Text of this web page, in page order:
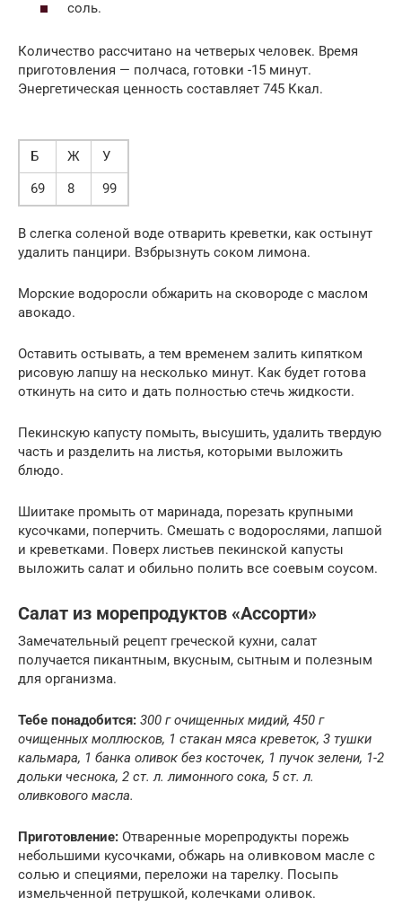
соль.
Количество рассчитано на четверых человек. Время
приготовления — полчаса, готовки -15 минут.
Энергетическая ценность составляет 745 Ккал.
Б Ж
У
69
8 99
В слегка соленой воде отварить креветки, как остынут
удалить панцири. Взбрызнуть соком лимона.
Морские водоросли обжарить на сковороде с маслом
авокадо.
Оставить остывать, а тем временем залить кипятком
рисовую лапшу на несколько минут. Как будет готова
откинуть на сито и дать полностью стечь жидкости.
Пекинскую капусту помыть, высушить, удалить твердую
часть и разделить на листья, которыми выложить
блюдо.
Шиитаке промыть от маринада, порезать крупными
кусочками, поперчить. Смешать с водорослями, лапшой
и креветками. Поверх листьев пекинской капусты
выложить салат и обильно полить все соевым соусом.
Салат из морепродуктов «Ассорти»
Замечательный рецепт греческой кухни, салат
получается пикантным, вкусным, сытным и полезным
для организма.
Тебе понадобится: 300 г очищенных мидий, 450 г
очищенных моллюсков, 1 стакан мяса креветок, 3 тушки
кальмара, 1 банка оливок без косточек, 1 пучок зелени, 1-2
дольки чеснока, 2 ст. л. лимонного сока, 5 ст. л.
оливкового масла.
Приготовление: Отваренные морепродукты порежь
небольшими кусочками, обжарь на оливковом масле с
солью и специями, переложи на тарелку. Посыпь
измельченной петрушкой, колечками оливок.